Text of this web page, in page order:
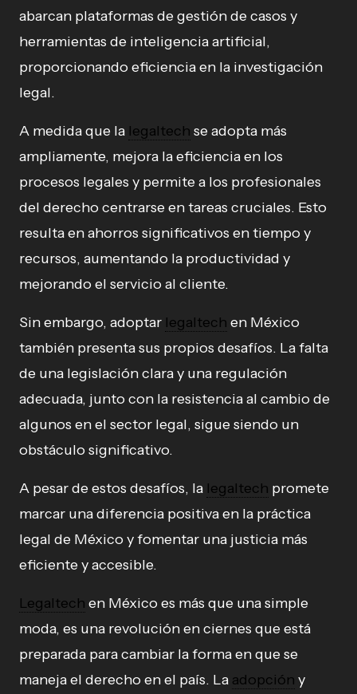
abarcan plataformas de gestión de casos y
herramientas de inteligencia artificial,
proporcionando eficiencia en la investigación
legal.
A medida que la legaltech se adopta más
ampliamente, mejora la eficiencia en los
procesos legales y permite a los profesionales
del derecho centrarse en tareas cruciales. Esto
resulta en ahorros significativos en tiempo y
recursos, aumentando la productividad y
mejorando el servicio al cliente.
Sin embargo, adoptar legaltech en México
también presenta sus propios desafíos. La falta
de una legislación clara y una regulación
adecuada, junto con la resistencia al cambio de
algunos en el sector legal, sigue siendo un
obstáculo significativo.
A pesar de estos desafíos, la legaltech promete
marcar una diferencia positiva en la práctica
legal de México y fomentar una justicia más
eficiente y accesible.
Legaltech en México es más que una simple
moda, es una revolución en ciernes que está
preparada para cambiar la forma en que se
maneja el derecho en el país. La adopción y